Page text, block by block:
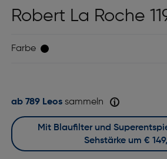
Robert La Roche
Farbe
ab 789 Leossammeln
Mit Blaufilter und Superentspiegelung, ohne
Sehstärke um €